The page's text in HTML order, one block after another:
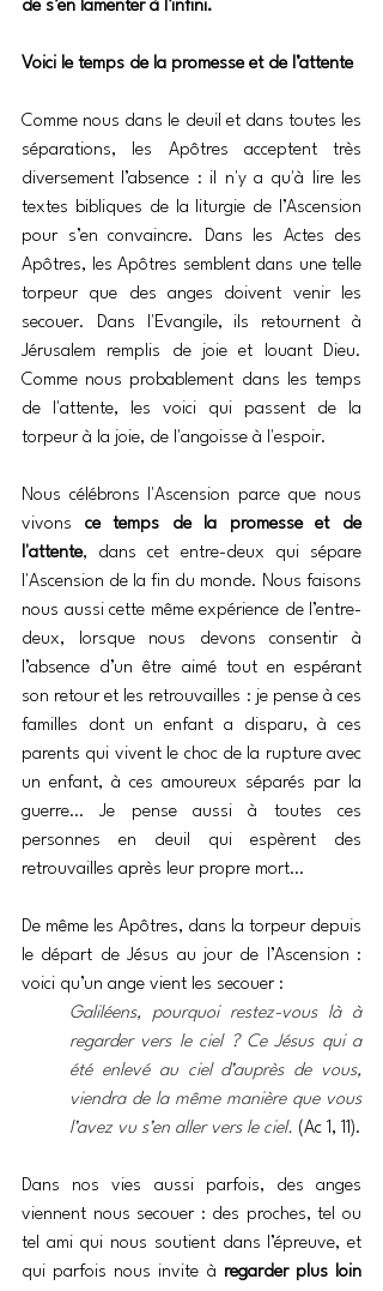
de s’en lamenter à l’infini.
Voici le temps de la promesse et de l’attente
Comme nous dans le deuil et dans toutes les
séparations, les Apôtres acceptent très
diversement l’absence : il n'y a qu'à lire les
textes bibliques de la liturgie de l’Ascension
pour s’en convaincre. Dans les Actes des
Apôtres, les Apôtres semblent dans une telle
torpeur que des anges doivent venir les
secouer. Dans l'Evangile, ils retournent à
Jérusalem remplis de joie et louant Dieu.
Comme nous probablement dans les temps
de l'attente, les voici qui passent de la
torpeur à la joie, de l'angoisse à l'espoir.
Nous célébrons l'Ascension parce que nous
vivons ce temps de la promesse et de
l'attente, dans cet entre-deux qui sépare
l'Ascension de la fin du monde. Nous faisons
nous aussi cette même expérience de l’entre-
deux, lorsque nous devons consentir à
l’absence d’un être aimé tout en espérant
son retour et les retrouvailles : je pense à ces
familles dont un enfant a disparu, à ces
parents qui vivent le choc de la rupture avec
un enfant, à ces amoureux séparés par la
guerre… Je pense aussi à toutes ces
personnes en deuil qui espèrent des
retrouvailles après leur propre mort…
De même les Apôtres, dans la torpeur depuis
le départ de Jésus au jour de l’Ascension :
voici qu’un ange vient les secouer :
Galiléens, pourquoi restez-vous là à
regarder vers le ciel ? Ce Jésus qui a
été enlevé au ciel d’auprès de vous,
viendra de la même manière que vous
l’avez vu s’en aller vers le ciel. (Ac 1, 11).
Dans nos vies aussi parfois, des anges
viennent nous secouer : des proches, tel ou
tel ami qui nous soutient dans l’épreuve, et
qui parfois nous invite à regarder plus loin